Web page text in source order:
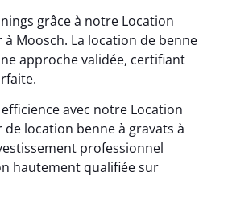
grâce à notre Location
à Moosch. La location de benne
approche validée, certifiant
avec notre Location
de location benne à gravats à
professionnel
hautement qualifiée sur